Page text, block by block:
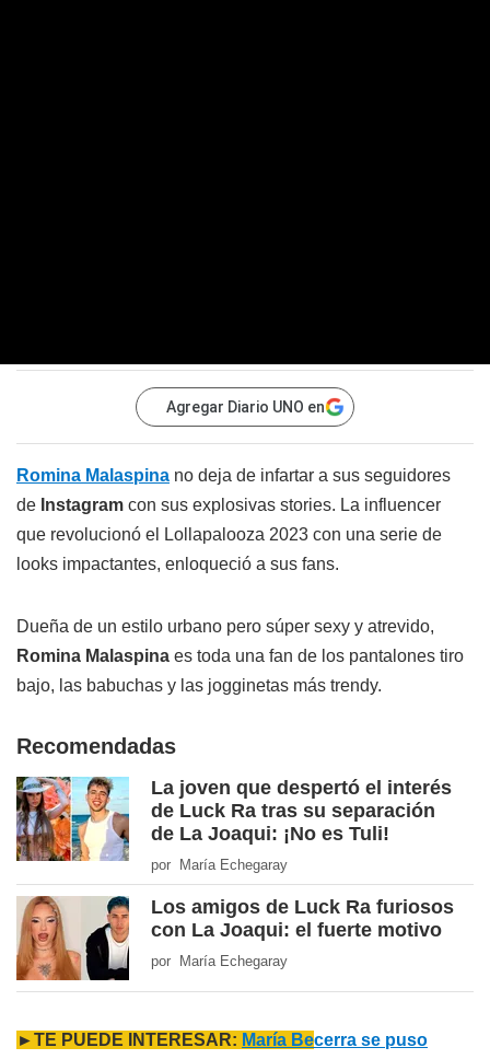
Agregar Diario UNO en
Romina Malaspina no deja de infartar a sus seguidores
de Instagram con sus explosivas stories. La influencer
que revolucionó el Lollapalooza 2023 con una serie de
looks impactantes, enloqueció a sus fans.
Dueña de un estilo urbano pero súper sexy y atrevido,
Romina Malaspina es toda una fan de los pantalones tiro
bajo, las babuchas y las jogginetas más trendy.
Recomendadas
La joven que despertó el interés
de Luck Ra tras su separación
de La Joaqui: ¡No es Tuli!
por María Echegaray
Los amigos de Luck Ra furiosos
con La Joaqui: el fuerte motivo
por María Echegaray
►TE PUEDE INTERESAR: María Becerra se puso